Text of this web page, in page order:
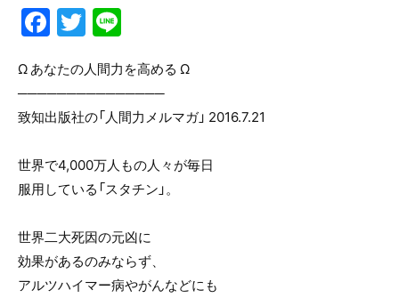
F
a
c
e
b
o
o
k
T
w
itt
er
e
Ω あなたの人間力を高める Ω
───────────────
致知出版社の「人間力メルマガ」 2016.7.21
世界で4,000万人もの人々が毎日
服用している「スタチン」。
世界二大死因の元凶に
効果があるのみならず、
アルツハイマー病やがんなどにも